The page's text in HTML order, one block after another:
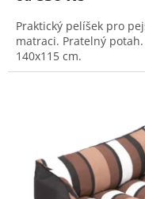
Praktický pelíšek pro
matraci. Pratelný
140x115 cm.